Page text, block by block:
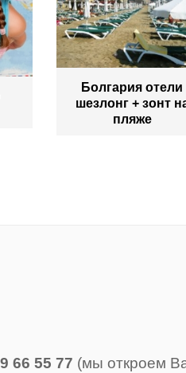
Болгария отели
шезлонг + зонт
пляже
66 55 77 (мы откроем